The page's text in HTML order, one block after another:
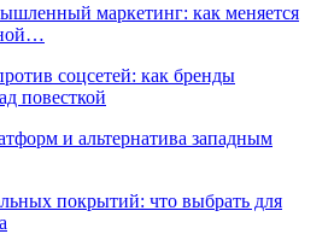
маркетинг: как меняется
соцсетей: как бренды
повесткой
и альтернатива западным
покрытий: что выбрать для